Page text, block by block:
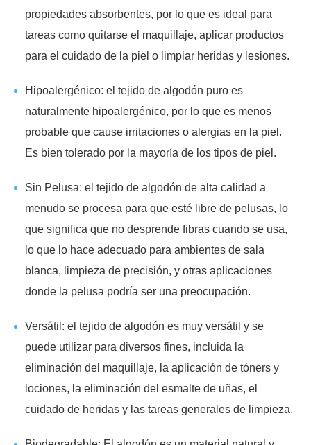
propiedades absorbentes, por lo que es ideal para
tareas como quitarse el maquillaje, aplicar productos
para el cuidado de la piel o limpiar heridas y lesiones.
Hipoalergénico: el tejido de algodón puro es
naturalmente hipoalergénico, por lo que es menos
probable que cause irritaciones o alergias en la piel.
Es bien tolerado por la mayoría de los tipos de piel.
Sin Pelusa: el tejido de algodón de alta calidad a
menudo se procesa para que esté libre de pelusas, lo
que significa que no desprende fibras cuando se usa,
lo que lo hace adecuado para ambientes de sala
blanca, limpieza de precisión, y otras aplicaciones
donde la pelusa podría ser una preocupación.
Versátil: el tejido de algodón es muy versátil y se
puede utilizar para diversos fines, incluida la
eliminación del maquillaje, la aplicación de tóners y
lociones, la eliminación del esmalte de uñas, el
cuidado de heridas y las tareas generales de limpieza.